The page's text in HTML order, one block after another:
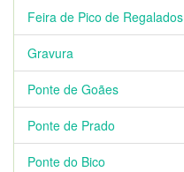
Feira de Pico de Regalados
Gravura
Ponte de Goães
Ponte de Prado
Ponte do Bico